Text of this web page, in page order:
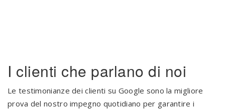
I clienti che parlano di noi
Le testimonianze dei clienti su Google sono la migliore
prova del nostro impegno quotidiano per garantire i